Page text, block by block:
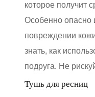
которое получит
Особенно опасно
повреждении
знать, как
подруга. Не
Тушь для ресниц